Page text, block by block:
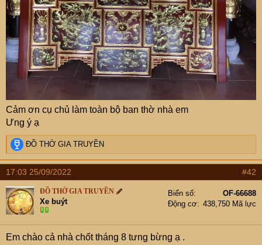
Cảm ơn cụ chủ làm toàn bộ ban thờ nhà em
Ưng ý ạ
R
e
a
c
t
i
o
n
s
:
ĐỒ THỜ GIA TRUYỀN
17:03 25/09/2022 #42
ĐỒ THỜ GIA TRUYỀN
Xe buýt
Biển số
OF-66688
Động cơ
438,750 Mã lực
Em chào cả nhà chốt tháng 8 tưng bừng ạ .